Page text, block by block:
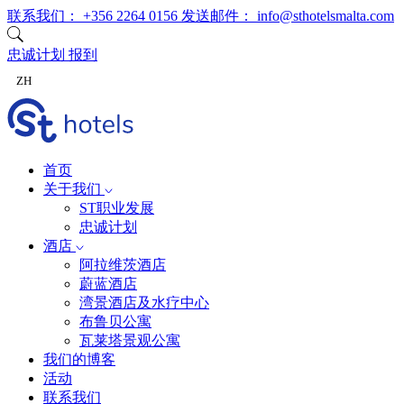
跳至内容
联系我们： +356 2264 0156 发送邮件： info@sthotelsmalta.com
忠诚计划 报到
ZH
首页
关于我们
ST职业发展
忠诚计划
酒店
阿拉维茨酒店
蔚蓝酒店
湾景酒店及水疗中心
布鲁贝公寓
瓦莱塔景观公寓
我们的博客
活动
联系我们